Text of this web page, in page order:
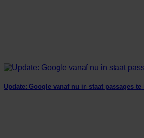
Update: Google vanaf nu in staat passages te